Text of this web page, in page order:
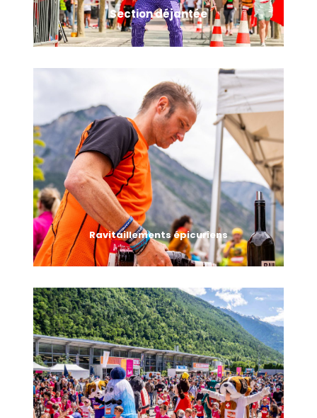
Section déjantée
Une zone de 200m sur la mythique Place Centrale de
Martigny, avec plusieurs défis à relever pour celles et
ceux qui le souhaitent, comme courir en arrière ou à
cloche pied. Alors, serez-vous les plus déjanté(e)s ?!
Ravitaillements épicuriens
Au programme : découverte des produits du terroir
avec notamment des vins, du fromage et plein
d’autres surprises culinaires de notre région.